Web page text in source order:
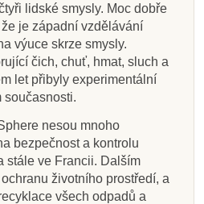
lidské smysly. Moc dobře
je západní vzdělávání
výuce skrze smysly.
čich, chuť, hmat, sluch a
let přibyly experimentální
současnosti.
nesou mnoho
bezpečnost a kontrolu
stále ve Francii. Dalším
životního prostředí, a
všech odpadů a